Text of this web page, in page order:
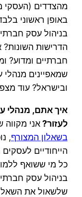
מהצדדים (העסקי
באופן ראשוני
בניהול עסק
הדרישות השונות?
חברתיים ומדוע?
שמאפיינים
ובישראל? עוד
איך אתם, מנהלי
לעזור?אני מקווה
בשאלון המצורף,
הייחודיים
כל מי ששואף
בניהול עסק
שלשאול את